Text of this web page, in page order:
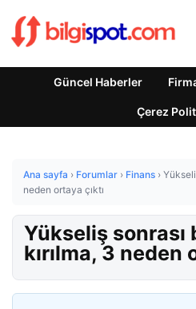
Güncel Haberler
Çerez
Ana sayfa › Forumlar › Finans ›
neden ortaya çıktı
Yükseliş sonrası
kırılma, 3 neden